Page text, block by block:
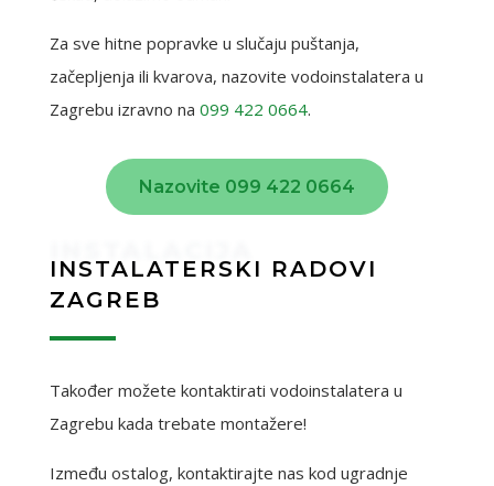
Za sve hitne popravke u slučaju puštanja,
začepljenja ili kvarova, nazovite vodoinstalatera u
Zagrebu izravno na 099 422 0664.
Nazovite 099 422 0664
INSTALATERSKI RADOVI
ZAGREB
Također možete kontaktirati vodoinstalatera u
Zagrebu kada trebate montažere!
Između ostalog, kontaktirajte nas kod ugradnje